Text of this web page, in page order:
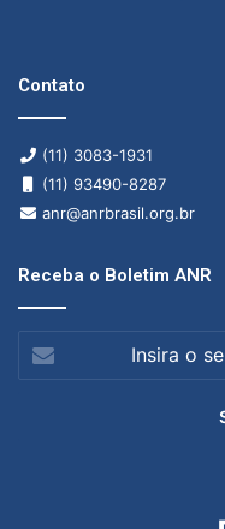
Contato
(11) 3083-1931
(11) 93490-8287
anr@anrbrasil.org.br
Receba o Boletim ANR